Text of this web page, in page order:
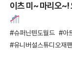
이츠 미~ 마리오~!
슈퍼닌텐도월드 아
유니버설스튜디오재팬